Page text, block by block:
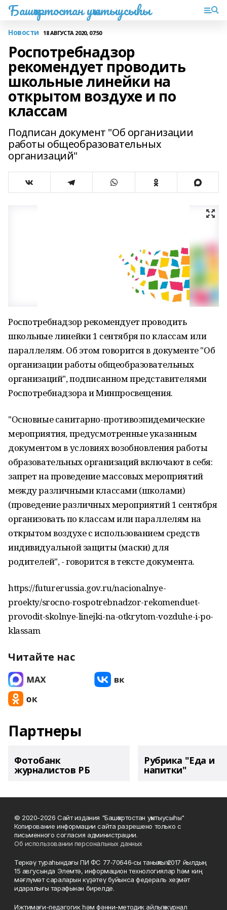
Башҡортостан уҡытыусыһы
Новости 18 АВГУСТА 2020, 07:50
Роспотребнадзор
рекомендует проводить
школьные линейки на
открытом воздухе и по
классам
Подписан документ "Об организации
работы общеобразовательных
организаций"
Роспотребнадзор рекомендует проводить
школьные линейки 1 сентября по классам или
параллелям. Об этом говорится в документе "Об
организации работы общеобразовательных
организаций", подписанном представителями
Роспотребнадзора и Минпросвещения.
"Основные санитарно-противоэпидемические
мероприятия, предусмотренные указанным
документом в условиях возобновления работы
образовательных организаций включают в себя:
запрет на проведение массовых мероприятий
между различными классами (школами)
(проведение различных мероприятий 1 сентября
организовать по классам или параллелям на
открытом воздухе с использованием средств
индивидуальной защиты (маски) для
родителей", - говорится в тексте документа.
https://futurerussia.gov.ru/nacionalnye-
proekty/srocno-rospotrebnadzor-rekomenduet-
provodit-skolnye-linejki-na-otkrytom-vozduhe-i-po-
klassam
Читайте нас
Партнеры
Фотобанк
журналистов РБ
Рубрика "Еда и
напитки"
© 2020-2026 Сайт издания "Башҡортостан уҡытыусыһы"
Копирование информации сайта разрешено только с
письменного согласия администрации.
Об использовании персональных данных
Теркәү тураһындағы ПИ ФС 77‑70646‑сы таныҡлыҡ 2017 йылдың
15 авгусында Элемтә, информацион технологиялар һәм киң
мәғлүмәт сараларын күҙәтеү буйынса федераль хеҙмәт
идаралығы тарафынан бирелде.
Ижтимағи-педагогик һәм фәнни-методик айлыҡ журнал